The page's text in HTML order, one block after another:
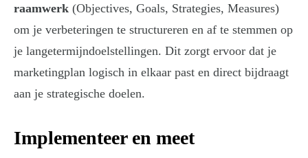
raamwerk (Objectives, Goals, Strategies, Measures)
om je verbeteringen te structureren en af te stemmen op
je langetermijndoelstellingen. Dit zorgt ervoor dat je
marketingplan logisch in elkaar past en direct bijdraagt
aan je strategische doelen.
Implementeer en meet